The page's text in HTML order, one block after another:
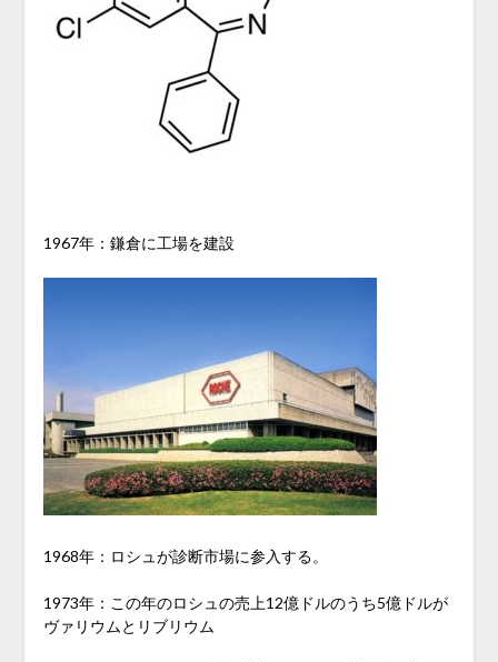
1967年：鎌倉に工場を建設
1968年：ロシュが診断市場に参入する。
1973年：この年のロシュの売上12億ドルのうち5億ドルが
ヴァリウムとリブリウム